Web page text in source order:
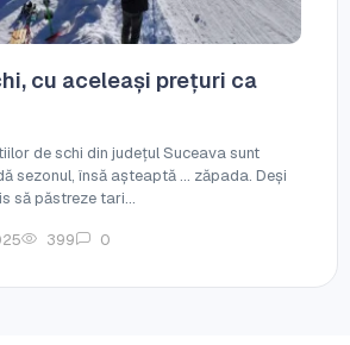
cu aceleași prețuri ca
de schi din județul Suceava sunt
sezonul, însă așteaptă ... zăpada. Deși
să păstreze tari...
399 0